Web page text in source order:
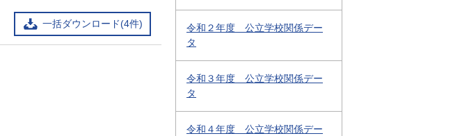
一括ダウンロード(4件)
令和２年度 公立学校関係デー
タ
令和３年度 公立学校関係デー
タ
令和４年度 公立学校関係デー